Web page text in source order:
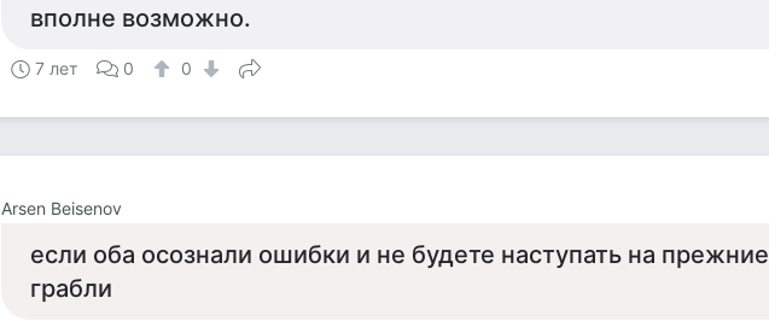
вполне возможно.
7 лет 0 0
Arsen Beisenov
если оба осознали ошибки и не будете наступать на прежние
грабли